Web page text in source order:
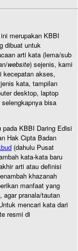
merupakan KBBI
dibuat untuk
arti kata (lema/sub
website) sejenis, kami
kecepatan akses,
kata, tampilan
desktop, laptop
bisa
pada KBBI Daring Edisi
Hak Cipta Badan
(dahulu Pusat
kata-kata baru
arti atau definisi
khazanah
manfaat yang
pranala/tautan
mencari kata dari
resmi di